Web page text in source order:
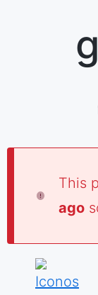
This
ago